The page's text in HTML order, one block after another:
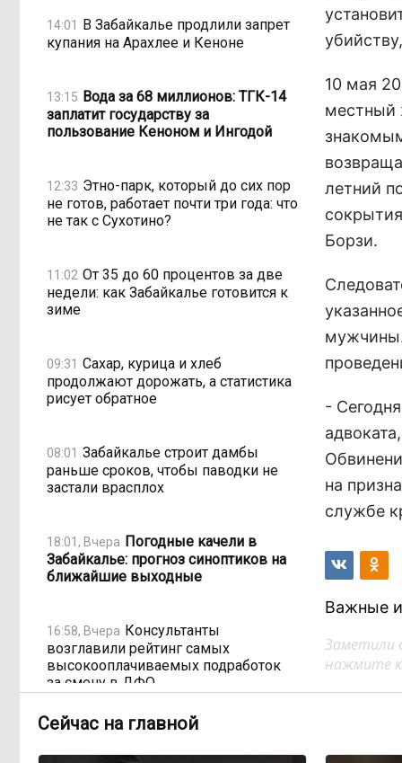
14:01 В Забайкалье продлили запрет
купания на Арахлее и Кеноне
13:15 Вода за 68 миллионов: ТГК-14
заплатит государству за
пользование Кеноном и Ингодой
12:33 Этно-парк, который до сих пор
не готов, работает почти три года: что
не так с Сухотино?
11:02 От 35 до 60 процентов за две
недели: как Забайкалье готовится к
зиме
09:31 Сахар, курица и хлеб
продолжают дорожать, а статистика
рисует обратное
08:01 Забайкалье строит дамбы
раньше сроков, чтобы паводки не
застали врасплох
18:01, Вчера Погодные качели в
Забайкалье: прогноз синоптиков на
ближайшие выходные
16:58, Вчера Консультанты
возглавили рейтинг самых
высокооплачиваемых подработок
за смену в ДФО
жители подтопленного Угдана
10 мая
местный
летний
Борзи.
-
на
службе
Важные
Заметили
нажмите
Сейчас на главной